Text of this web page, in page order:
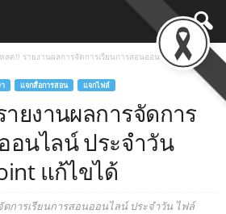
ลด!! รายงานผลการจัดการเรียนการสอนออนไลน์ ประจำวัน
แจกสื่อการสอน แจกไฟล์
ยงานผลการจัดการ
อนไลน์ ประจำวัน
แก้ไขได้
การเรียนการสอนออนไลน์ ประจำวัน ไฟล์